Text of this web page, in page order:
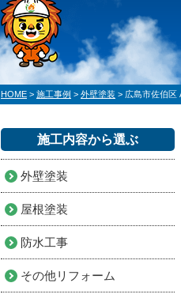
HOME > 施工事例 > 外壁塗装 > 広島市佐伯区
施工内容から選ぶ
外壁塗装
屋根塗装
防水工事
その他リフォーム